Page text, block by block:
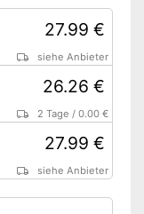
27.99 €
siehe Anbieter
26.26 €
2 Tage /0.00 €
27.99 €
siehe Anbieter